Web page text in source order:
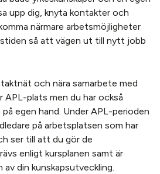
upp dig, knyta kontakter och
närmare arbetsmöjligheter
så att vägen ut till nytt jobb
och nära samarbete med
plats men du har också
egen hand. Under APL-perioden
på arbetsplatsen som har
ser till att du gör de
enligt kursplanen samt är
din kunskapsutveckling.